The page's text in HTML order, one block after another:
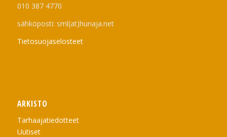
010 387 4770
sähköposti: sml(at)hunaja.net
Tietosuojaselosteet
ARKISTO
Tarhaajatiedotteet
Uutiset